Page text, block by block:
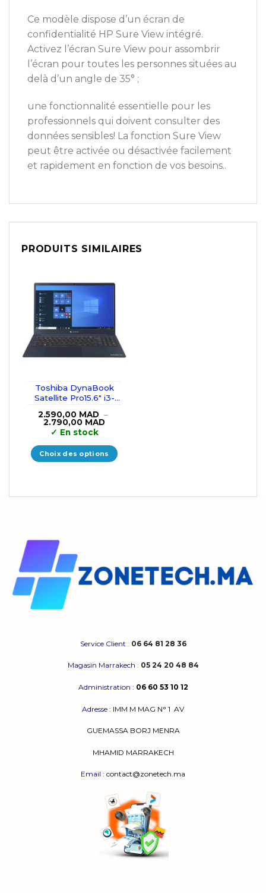
Ce modèle dispose d’un écran de
confidentialité HP Sure View intégré.
Activez l’écran Sure View pour assombrir
l’écran pour toutes les personnes situées au
delà d’un angle de 35° ;
une fonctionnalité essentielle pour les
professionnels qui doivent consulter des
données sensibles! La fonction Sure View
peut être activée ou désactivée facilement
et rapidement en fonction de vos besoins..
PRODUITS SIMILAIRES
Toshiba DynaBook
Satellite Pro15.6″ i3-
SSD
2.590,00 MAD –
2.790,00 MAD
2.590,00 MAD
à
2.790,00 MAD
✓ En stock
Choix des options
peuvent
être
choisies
produit
Service Client : 06 64 81 28 36
Magasin Marrakech : 05 24 20 48 84
Administration : 06 60 53 10 12
Adresse : IMM M MAG N° 1 AV
GUEMASSA BORJ MENRA
MHAMID MARRAKECH
Email : contact@zonetech.ma